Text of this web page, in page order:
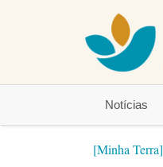
Notícias
[Minha Terra]